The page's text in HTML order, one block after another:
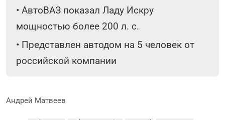
• АвтоВАЗ показал Ладу Искру
мощностью более 200 л. с.
• Представлен автодом на 5 человек от
российской компании
Андрей Матвеев